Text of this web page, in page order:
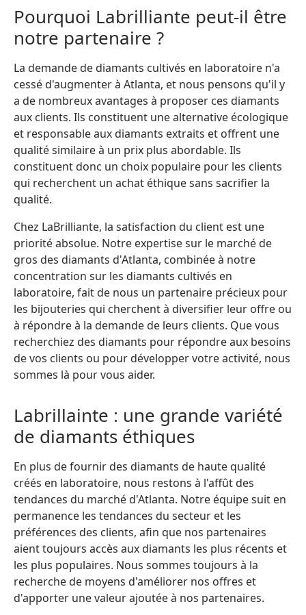
Pourquoi Labrilliante peut-il être
notre partenaire ?
La demande de diamants cultivés en laboratoire n'a
cessé d'augmenter à Atlanta, et nous pensons qu'il y
a de nombreux avantages à proposer ces diamants
aux clients. Ils constituent une alternative écologique
et responsable aux diamants extraits et offrent une
qualité similaire à un prix plus abordable. Ils
constituent donc un choix populaire pour les clients
qui recherchent un achat éthique sans sacrifier la
qualité.
Chez LaBrilliante, la satisfaction du client est une
priorité absolue. Notre expertise sur le marché de
gros des diamants d'Atlanta, combinée à notre
concentration sur les diamants cultivés en
laboratoire, fait de nous un partenaire précieux pour
les bijouteries qui cherchent à diversifier leur offre ou
à répondre à la demande de leurs clients. Que vous
recherchiez des diamants pour répondre aux besoins
de vos clients ou pour développer votre activité, nous
sommes là pour vous aider.
Labrillainte : une grande variété
de diamants éthiques
En plus de fournir des diamants de haute qualité
créés en laboratoire, nous restons à l'affût des
tendances du marché d'Atlanta. Notre équipe suit en
permanence les tendances du secteur et les
préférences des clients, afin que nos partenaires
aient toujours accès aux diamants les plus récents et
les plus populaires. Nous sommes toujours à la
recherche de moyens d'améliorer nos offres et
d'apporter une valeur ajoutée à nos partenaires.